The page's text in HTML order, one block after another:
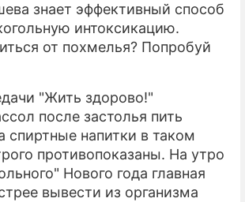
ПРЕСС-РЕЛИЗЫ
О ПРОЕКТЕ
знает эффективный способ
интоксикацию.
от похмелья? Попробуй
"Жить здорово!"
после застолья пить
спиртные напитки в таком
противопоказаны. На утро
Нового года главная
вывести из организма